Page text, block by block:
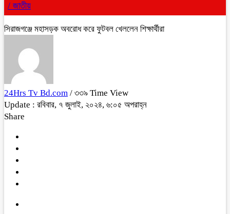
/ জাতীয়
সিরাজগঞ্জে মহাসড়ক অবরোধ করে ফুটবল খেললেন শিক্ষার্থীরা
24Hrs Tv Bd.com / ৩৩৯ Time View
Update : রবিবার, ৭ জুলাই, ২০২৪, ৬:০৫ অপরাহ্ন
Share